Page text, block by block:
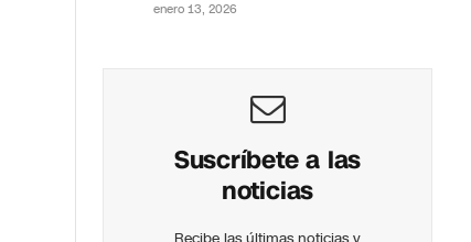
enero 13, 2026
Suscríbete a las
noticias